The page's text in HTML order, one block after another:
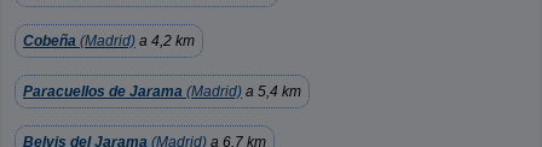
Cobeña (Madrid) a 4,2 km
Paracuellos de Jarama (Madrid) a 5,4 km
Belvis del Jarama (Madrid) a 6,7 km